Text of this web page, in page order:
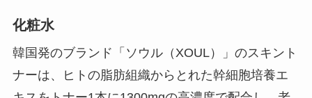
韓国発のブランド「ソウル（XOUL）」のスキント
ナーは、ヒトの脂肪組織からとれた幹細胞培養エ